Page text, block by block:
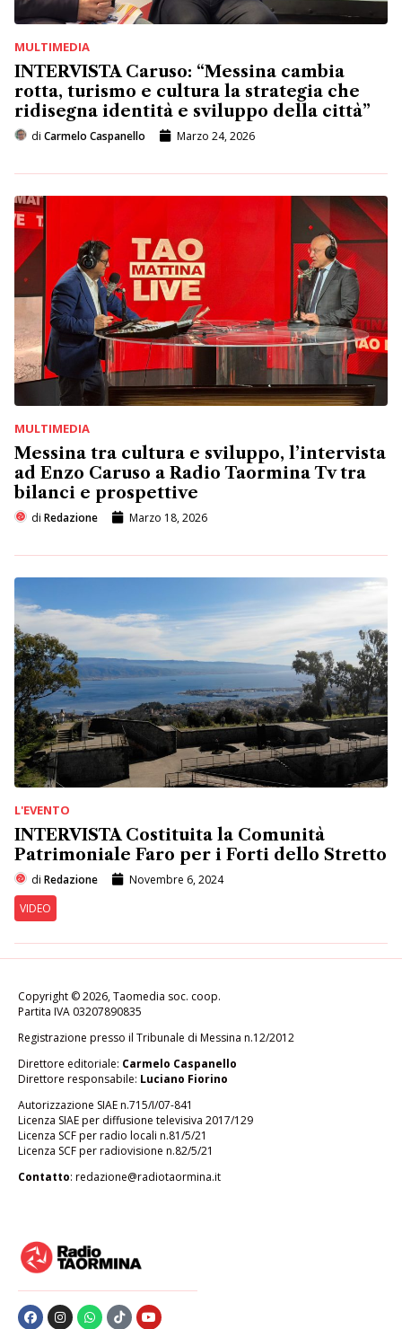
MULTIMEDIA
INTERVISTA Caruso: “Messina cambia
rotta, turismo e cultura la strategia che
ridisegna identità e sviluppo della città”
di Carmelo Caspanello Marzo 24, 2026
MULTIMEDIA
Messina tra cultura e sviluppo, l’intervista
ad Enzo Caruso a Radio Taormina Tv tra
bilanci e prospettive
di Redazione Marzo 18, 2026
L'EVENTO
INTERVISTA Costituita la Comunità
Patrimoniale Faro per i Forti dello Stretto
di Redazione
Novembre 6, 2024
VIDEO
Copyright © 2026, Taomedia soc. coop.
Partita IVA 03207890835
Registrazione presso il Tribunale di Messina n.12/2012
Direttore editoriale: Carmelo Caspanello
Direttore responsabile: Luciano Fiorino
Autorizzazione SIAE n.715/I/07-841
Licenza SIAE per diffusione televisiva 2017/129
Licenza SCF per radio locali n.81/5/21
Licenza SCF per radiovisione n.82/5/21
Contatto: redazione@radiotaormina.it